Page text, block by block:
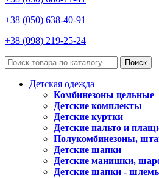
+38 (050) 638-40-91
+38 (098) 219-25-24
Поиск
Детская одежда
Комбинезоны цельные
Детские комплекты
Детские куртки
Детские пальто и
Полукомбинезоны,
Детские шапки
Детские манишки,
Детские шапки -